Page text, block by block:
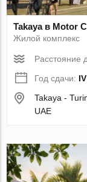
Takaya в Motor
Жилой комплекс
Расстояние
Год сдачи:
Takaya -
UAE